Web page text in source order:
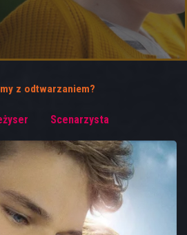
z odtwarzaniem?
Scenarzysta